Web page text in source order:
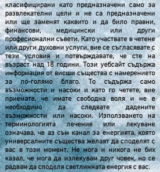
класифицирани като предназначени само за
развлекателни цели и не са предназначени
или ще заменят каквито и да било правни,
финансови, медицински или други
професионални съвети. Като участвате в четене
или други духовни услуги, вие се съгласявате с
тези условия и потвърждавате, че сте на
възраст над 18 години. Този уебсайт съдържа
информация от висши същества с намерението
за по-голямо благо. То съдържа само
възможности и насоки и като го четете, вие
приемате, че имате свободна воля и не е
необходимо да следвате дадените
възможности или насоки. Използването на
терминологията лечение или лекуване
означава, че аз съм канал за енергията, която
универсалните същества желаят да споделят с
вас в този момент. Не мога и никога не бих
казал, че мога да излекувам друг човек, но се
радвам да споделя светлинната енергия с вас.